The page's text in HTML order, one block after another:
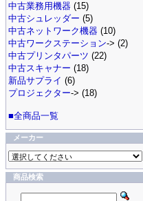
中古業務用機器 (15)
中古シュレッダー (5)
中古ネットワーク機器 (10)
中古ワークステーション-> (2)
中古プリンタパーツ (22)
中古スキャナー (18)
新品サプライ (6)
プロジェクター-> (18)
■全商品一覧
メーカー
商品検索